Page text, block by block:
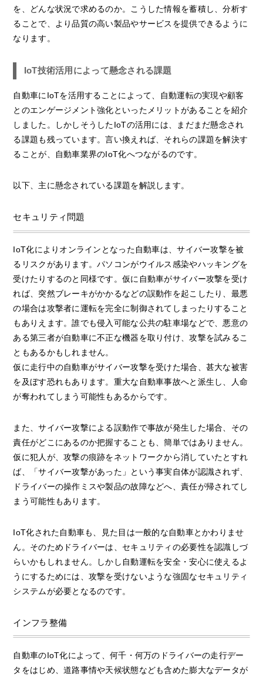
を、どんな状況で求めるのか。こうした情報を蓄積し、分析す
ることで、より品質の高い製品やサービスを提供できるように
なります。
IoT技術活用によって懸念される課題
自動車にIoTを活用することによって、自動運転の実現や顧客
とのエンゲージメント強化といったメリットがあることを紹介
しました。しかしそうしたIoTの活用には、まだまだ懸念され
る課題も残っています。言い換えれば、それらの課題を解決す
ることが、自動車業界のIoT化へつながるのです。
以下、主に懸念されている課題を解説します。
セキュリティ問題
IoT化によりオンラインとなった自動車は、サイバー攻撃を被
るリスクがあります。パソコンがウイルス感染やハッキングを
受けたりするのと同様です。仮に自動車がサイバー攻撃を受け
れば、突然ブレーキがかかるなどの誤動作を起こしたり、最悪
の場合は攻撃者に運転を完全に制御されてしまったりすること
もありえます。誰でも侵入可能な公共の駐車場などで、悪意の
ある第三者が自動車に不正な機器を取り付け、攻撃を試みるこ
ともあるかもしれません。
仮に走行中の自動車がサイバー攻撃を受けた場合、甚大な被害
を及ぼす恐れもあります。重大な自動車事故へと派生し、人命
が奪われてしまう可能性もあるからです。
また、サイバー攻撃による誤動作で事故が発生した場合、その
責任がどこにあるのか把握することも、簡単ではありません。
仮に犯人が、攻撃の痕跡をネットワークから消していたとすれ
ば、「サイバー攻撃があった」という事実自体が認識されず、
ドライバーの操作ミスや製品の故障などへ、責任が帰されてし
まう可能性もあります。
IoT化された自動車も、見た目は一般的な自動車とかわりませ
ん。そのためドライバーは、セキュリティの必要性を認識しづ
らいかもしれません。しかし自動運転を安全・安心に使えるよ
うにするためには、攻撃を受けないような強固なセキュリティ
システムが必要となるのです。
インフラ整備
自動車のIoT化によって、何千・何万のドライバーの走行デー
タをはじめ、道路事情や天候状態なども含めた膨大なデータが